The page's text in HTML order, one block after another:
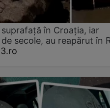
în Croația, iar
secole, au reapărut în